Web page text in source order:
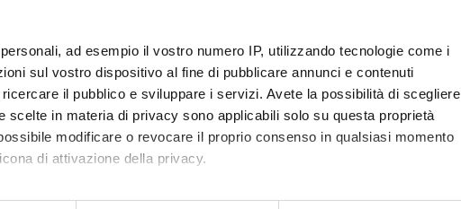
ad esempio il vostro numero IP, utilizzando tecnologie come i
sul vostro dispositivo al fine di pubblicare annunci e contenuti
il pubblico e sviluppare i servizi. Avete la possibilità di scegliere
in materia di privacy sono applicabili solo su questa proprietà
modificare o revocare il proprio consenso in qualsiasi momento
di attivazione della privacy.